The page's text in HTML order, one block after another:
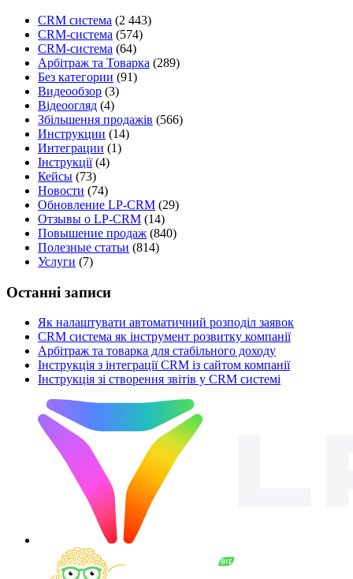
CRM система (2 443)
CRM-система (574)
CRM-система (64)
Арбітраж та Товарка (289)
Без категории (91)
Видеообзор (3)
Відеоогляд (4)
Збільшення продажів (566)
Инструкции (14)
Интеграции (1)
Інструкції(4)
Кейсы (73)
Новости (74)
Обновление LP-CRM (29)
Отзывы о LP-CRM (14)
Повышение продаж (840)
Полезные статьи (814)
Услуги (7)
Останні записи
Як налаштувати автоматичний розподіл заявок
CRM система як інструмент розвитку компанії
Арбітраж та товарка для стабільного доходу
Інструкція з інтеграції CRM із сайтом компанії
Інструкція зі створення звітів у CRM системі